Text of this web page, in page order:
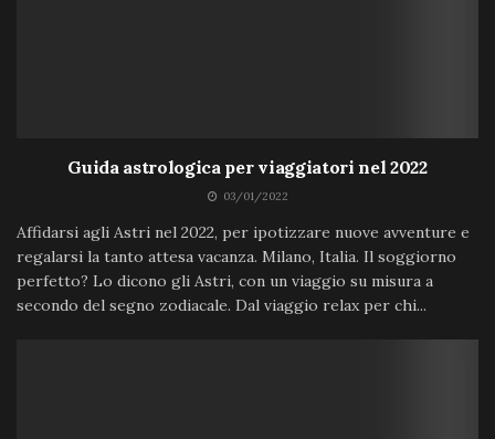
Guida astrologica per viaggiatori nel 2022
03/01/2022
Affidarsi agli Astri nel 2022, per ipotizzare nuove avventure e
regalarsi la tanto attesa vacanza. Milano, Italia. Il soggiorno
perfetto? Lo dicono gli Astri, con un viaggio su misura a
secondo del segno zodiacale. Dal viaggio relax per chi...